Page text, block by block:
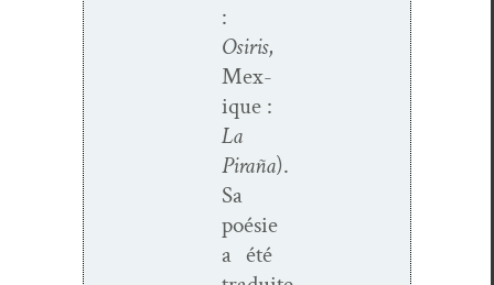
:
Osiris,
Mex­
ique :
La
Piraña).
Sa
poésie
a été